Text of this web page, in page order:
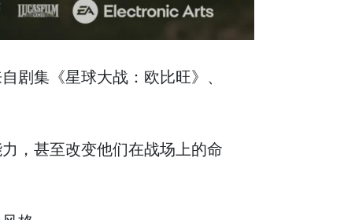
剧集《星球大战：欧比旺》、
，甚至改变他们在战场上的命